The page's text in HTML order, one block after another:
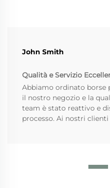
John Smith
Qualità e Servizio
Abbiamo ordinato borse
il nostro negozio e la
team è stato reattivo e
processo. Ai nostri